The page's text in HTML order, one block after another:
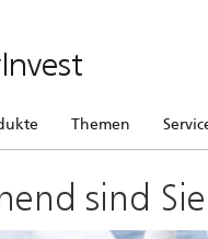
Themen
sind